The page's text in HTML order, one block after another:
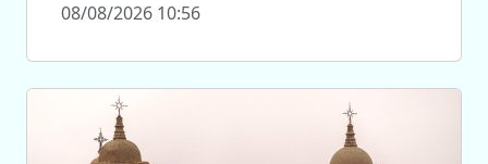
08/08/2026 10:56